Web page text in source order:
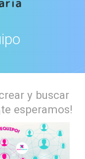
y buscar
esperamos!